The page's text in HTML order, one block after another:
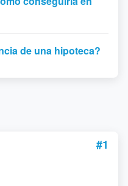
de una hipoteca?
#1